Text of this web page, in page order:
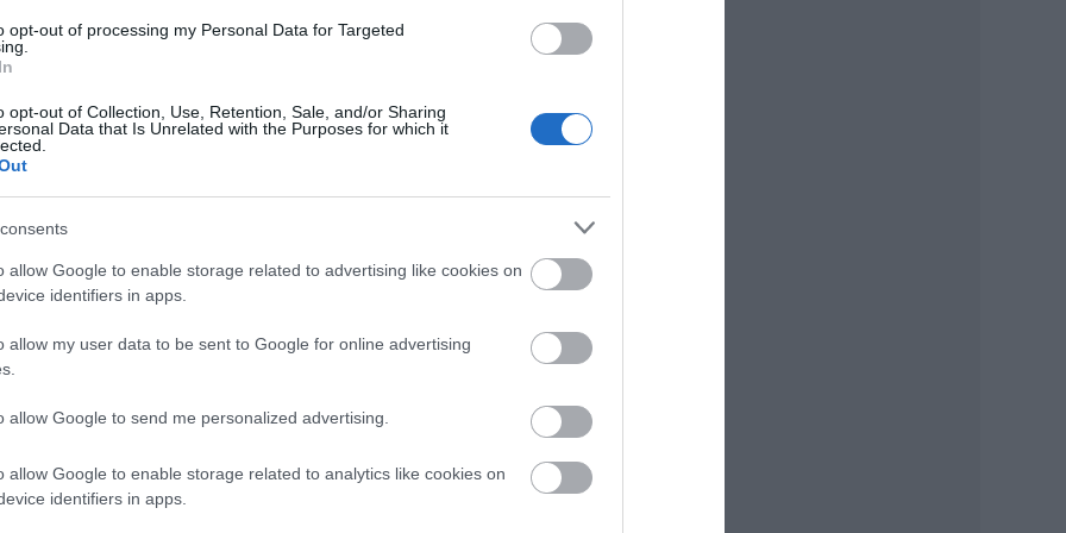
opt-out of processing my Personal Data for Targeted
opt-out of Collection, Use, Retention, Sale, and/or Sharing
Data that Is Unrelated with the Purposes for which it
allow Google to enable storage related to advertising like cookies on
identifiers in apps.
allow my user data to be sent to Google for online advertising
allow Google to send me personalized advertising.
allow Google to enable storage related to analytics like cookies on
identifiers in apps.
stilárisan a drámák erősen különböznek egymástól.
Közellenség, a nyelvében is a show-hoz igazodó, annak
Nexxt, a pátoszt és vulgaritást vegyítő, iróniájában is
politikus, etűdökből építkező, ezeket ismétlődő
eltérései valószínűleg nem pusztán az írói szándékból, de
is fakadnak. (E szempontból kivált szerencsés, hogy
választott társául.) Feltűnő az is, ahogyan a dráma
szövegében már benne van az a jelrendszer, melyet
egy alma felszeletelése jelzi), a Nexxt esetében a show és a
ban dalbetétek szakítják meg a darabot, melyben persze
a Phaidra előadását nem láttam, itt csak feltevéseim
szolgál az eltérő nyelvből és játéktradícióból építkező
(Octavian) és egy statiszta A rózsalovag harmadik